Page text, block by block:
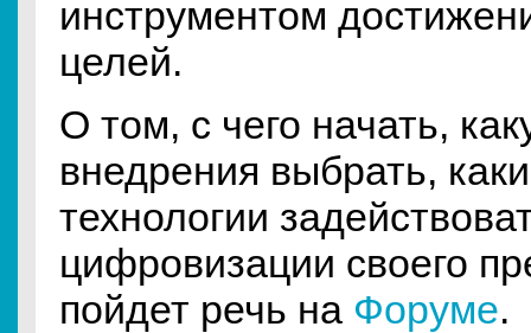
инструментом
целей.
О том, с чего начать,
внедрения выбрать,
технологии
цифровизации своего
пойдет речь на Форуме.